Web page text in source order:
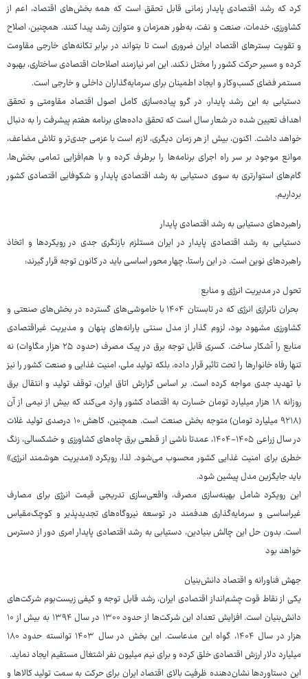
کرد که رشد اقتصادی پایدار زمانی قابل تحقق است که همه بخش‌های اقتصاد، اعم از
کشاورزی، خدمات، صنعت و نفت، به‌طور همزمان و متوازن رشد پیدا کنند. همچنین، اصلاح
و تقویت بسترهای اقتصاد ایران ضروری است تا بتواند در برابر تکانه‌های خارجی مقاومت
کرده و مسیر حرکت کشور را مختل نکند. این امر نیازمند اصلاحات اقتصادی ساختاری، بهبود
مستمر فضای کسب‌وکار و ایجاد اطمینان برای سرمایه‌گذاران داخلی و خارجی است.
دستیابی به این رشد پایدار، در گرو پیاده‌سازی کامل اصول اقتصاد مقاومتی و تحقق
اهداف تعیین شده در شعار سال است که تحقق داده‌های برنامه هفتم پیشرفت را به دنبال
خواهد داشت. اکنون، بیش از هر زمان دیگری، لازم است با عزمی جدی‌تر و تلاش مضاعف،
موانع موجود بر سر راه اجرای برنامه‌ها را برطرف کرده و با هم‌افزایی تمامی بخش‌ها،
گام‌های استوارتری به سوی دستیابی به رشد اقتصادی پایدار و شکوفایی اقتصادی کشور
برداریم.
راهبردهای دستیابی به رشد اقتصادی پایدار
دستیابی به رشد اقتصادی پایدار در ایران مستلزم بازنگری جدی در رویکردها و اتخاذ
راهبردهای نوین است. در این راستا، چهار محور اساسی باید در کانون توجه قرار گیرند:
تحول در مدیریت انرژی و منابع
بحران ناترازی انرژی که در تابستان ۱۴۰۴ با خاموشی‌های گسترده در بخش‌های صنعتی و
کشاورزی مشهود بود، لزوم گذار از مدل سنتی یارانه‌های پنهان و مدیریت غیراقتصادی
منابع را آشکار ساخت. کسری قابل توجه برق در پیک مصرف (حدود ۲۵ هزار مگاوات) نه
تنها رفاه خانوارها را تحت تاثیر قرار داده، بلکه تولید ملی، امنیت غذایی و صنعت کشور را نیز
با تهدید جدی مواجه کرده است. بر اساس گزارش اتاق ایران، توقف تولید و انتقال برق
روزانه ۱۸ هزار میلیارد تومان خسارت به اقتصاد کشور وارد می‌کند که بیش از نیمی از آن
(۹۲۱۸ میلیارد تومان) متوجه بخش صنعت است. همچنین، کاهش ۱۰ درصدی تولید غلات
در سال زراعی ۱۴۰۵-۱۴۰۴، عمدتا ناشی از قطعی برق چاه‌های کشاورزی و خشکسالی، زنگ
خطری برای امنیت غذایی کشور محسوب می‌شود. لذا، رویکرد «مدیریت هوشمند انرژی»
باید جایگزین مدل پیشین شود.
این رویکرد شامل بهینه‌سازی مصرف، واقعی‌سازی تدریجی قیمت انرژی برای مصارف
غیراساسی و سرمایه‌گذاری هدفمند در توسعه نیروگاه‌های تجدیدپذیر و کوچک‌مقیاس
است. بدون حل این چالش بنیادین، دستیابی به رشد اقتصادی پایدار امری دور از دسترس
خواهد بود
جهش فناورانه و اقتصاد دانش‌بنیان
یکی از نقاط قوت چشم‌انداز اقتصادی ایران، رشد قابل توجه و کیفی زیست‌بوم شرکت‌های
دانش‌بنیان است. افزایش تعداد این شرکت‌ها از حدود ۱۳۰۰ در سال ۱۳۹۴ به بیش از ۱۰
هزار در سال ۱۴۰۴، گواه این مدعاست. این بخش در سال ۱۴۰۳ توانسته حدود ۱۸۰
میلیارد دلار ارزش اقتصادی خلق کرده و برای نیم میلیون نفر اشتغال مستقیم ایجاد نماید.
این دستاوردها نشان‌دهنده ظرفیت بالای اقتصاد ایران برای حرکت به سمت تولید کالاها و